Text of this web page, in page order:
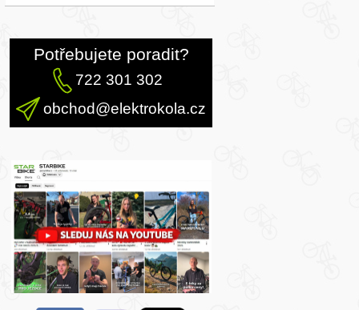
Potřebujete poradit?
722 301 302
obchod@elektrokola.cz